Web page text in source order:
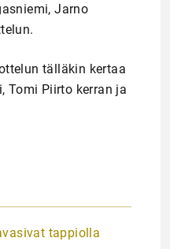
Jarno
tälläkin kertaa
Tomi Piirto kerran ja
tappiolla